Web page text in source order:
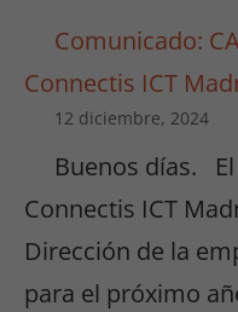
Comunicado:
Connectis ICT
12 diciembre, 2024
Buenos días.
Connectis ICT
Dirección de la
para el próximo